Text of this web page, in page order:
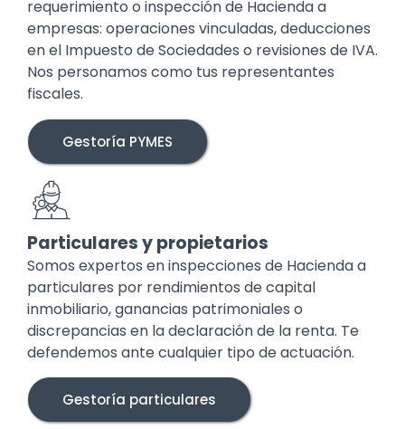
requerimiento o inspección de Hacienda a
empresas: operaciones vinculadas, deducciones
en el Impuesto de Sociedades o revisiones de IVA.
Nos personamos como tus representantes
fiscales.
Gestoría PYMES
Particulares y propietarios
Somos expertos en inspecciones de Hacienda a
particulares por rendimientos de capital
inmobiliario, ganancias patrimoniales o
discrepancias en la declaración de la renta. Te
defendemos ante cualquier tipo de actuación.
Gestoría particulares